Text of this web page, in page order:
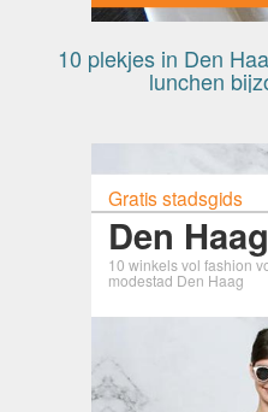
10 plekjes in Den
lunchen
Gratis stadsgids
Den Haag
10 winkels vol fashion
modestad Den Haag